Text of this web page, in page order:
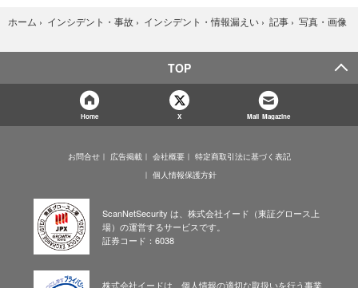
ホーム › インシデント・事故 › インシデント・情報漏えい › 記事 › 写真・画像
TOP
Home X Mail Magazine
お問合せ 広告掲載 会社概要
特定商取引法に基づく表記
個人情報保護方針
ScanNetSecurity は、株式会社イード（東証グロース上
場）の運営するサービスです。
証券コード：6038
株式会社イードは、個人情報の適切な取扱いを行う事業